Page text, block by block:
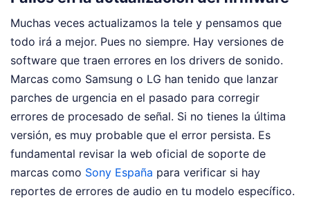
Muchas veces actualizamos la tele y pensamos que
todo irá a mejor. Pues no siempre. Hay versiones de
software que traen errores en los drivers de sonido.
Marcas como Samsung o LG han tenido que lanzar
parches de urgencia en el pasado para corregir
errores de procesado de señal. Si no tienes la última
versión, es muy probable que el error persista. Es
fundamental revisar la web oficial de soporte de
marcas como Sony España para verificar si hay
reportes de errores de audio en tu modelo específico.